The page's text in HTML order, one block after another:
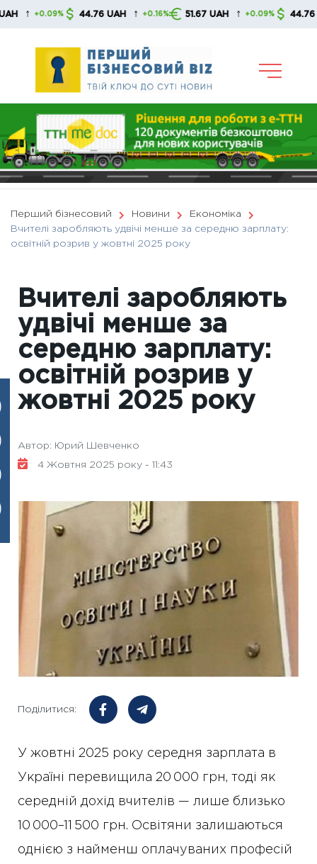
Skip
+0.09% 44.76 UAH ↑ +0.16% 51.67 UAH ↑ +0.09% 44.76 UAH
Перший бізнесовий Новини
Економіка
Вчителі заробляють удвічі менше за середню зарплату:
освітній розрив у жовтні 2025 року
Вчителі заробляють
удвічі менше за
середню зарплату:
освітній розрив у
жовтні 2025 року
Автор: Юрий Шевченко
4 Жовтня 2025 року - 11:43
Поділитися:
У жовтні 2025 року середня зарплата в
Україні перевищила 20 000 грн, тоді як
середній дохід вчителів — лише близько
10 000–11 500 грн. Освітяни залишаються
однією з найменш оплачуваних професій